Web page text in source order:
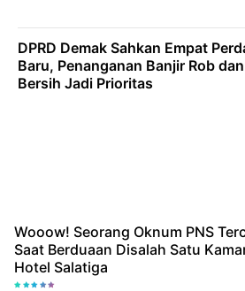
DPRD Demak Sahkan Empat
Baru, Penanganan Banjir Rob
Bersih Jadi Prioritas
Wooow! Seorang Oknum PNS
Saat Berduaan Disalah Satu
Hotel Salatiga